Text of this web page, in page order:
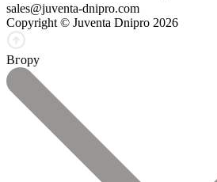
sales@juventa-dnipro.com
Copyright © Juventa Dnipro 2026
Вгору